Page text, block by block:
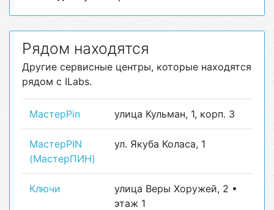
Рядом находятся
Другие сервисные центры, которые находятся
рядом с ILabs.
МастерPin улица Кульман, 1, корп. 3
МастерPIN
(МастерПИН)
ул. Якуба Коласа, 1
Ключи
улица Веры Хоружей, 2 •
этаж 1